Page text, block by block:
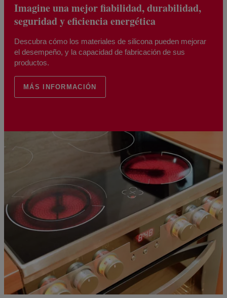
Imagine una mejor fiabilidad, durabilidad,
seguridad y eficiencia energética
Descubra cómo los materiales de silicona pueden mejorar
el desempeño, y la capacidad de fabricación de sus
productos.
MÁS INFORMACIÓN